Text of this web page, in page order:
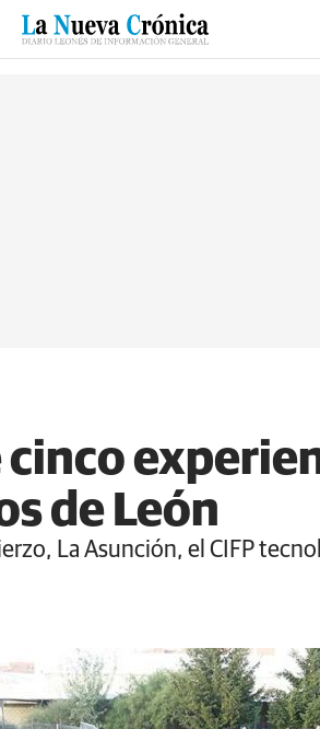
CULTURAS ESPECIALES
de León
La Asunción, el CIFP